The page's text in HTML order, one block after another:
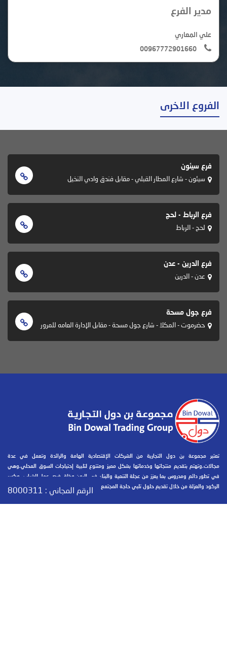
مدير الفرع
علي المعاري
00967772901660
الفروع الاخرى
فرع سيئون
سيئون - شارع المطار القبلي - مقابل فندق وادي النخيل
فرع الرباط - لحج
لحج - الرباط
فرع الدرين - عدن
عدن - الدرين
فرع جول مسحة
حضرموت - المكلا - شارع جول مسحة - مقابل الإدارة العامه للمرور
تعتبر مجموعة بن دول التجارية من الشركات الإقتصادية الهامة والرائدة وتعمل في عدة
مجالات،وتهتم بتقديم منتجاتها وخدماتها بشكل مميز ومتنوع لتلبية إحتياجات السوق المحلي،وهي
في تطور دائم ومدروس بما يعزز من عجلة التنمية والبناء في اليمن وخلق فرص عمل للشباب، وكسر
الركود والعزلة من خلال تقديم حلول تلبي حاجة المجتمع وتساهم في التطور والنماء.
الرقم المجاني : 8000311